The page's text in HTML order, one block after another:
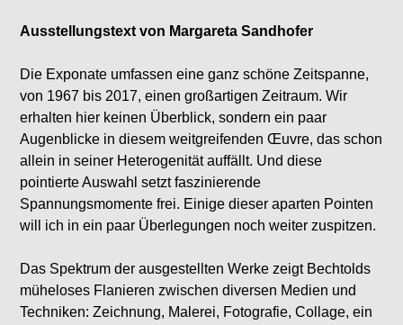
Ausstellungstext von Margareta Sandhofer
Die Exponate umfassen eine ganz schöne Zeitspanne,
von 1967 bis 2017, einen großartigen Zeitraum. Wir
erhalten hier keinen Überblick, sondern ein paar
Augenblicke in diesem weitgreifenden Œuvre, das schon
allein in seiner Heterogenität auffällt. Und diese
pointierte Auswahl setzt faszinierende
Spannungsmomente frei. Einige dieser aparten Pointen
will ich in ein paar Überlegungen noch weiter zuspitzen.
Das Spektrum der ausgestellten Werke zeigt Bechtolds
müheloses Flanieren zwischen diversen Medien und
Techniken: Zeichnung, Malerei, Fotografie, Collage, ein